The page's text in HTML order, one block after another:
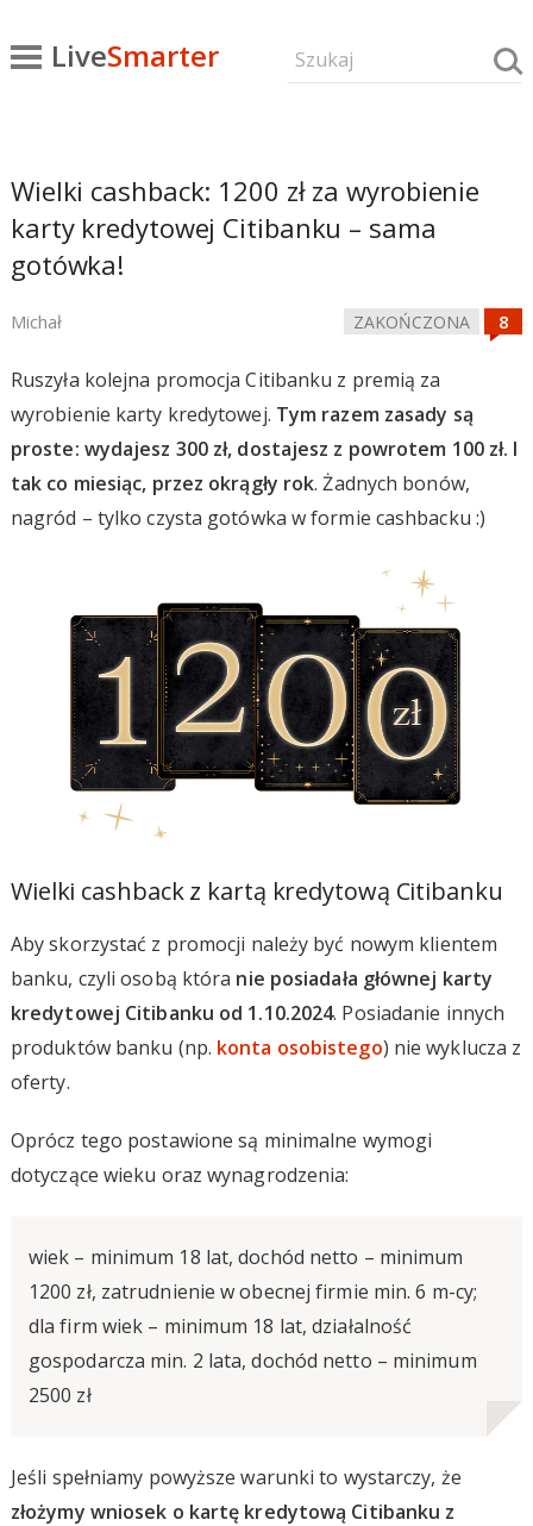
LiveSmarter
Wielki cashback: 1200 zł za wyrobienie
karty kredytowej Citibanku – sama
gotówka!
Michał ZAKOŃCZONA
Ruszyła kolejna promocja Citibanku z premią za
wyrobienie karty kredytowej. Tym razem zasady są
proste: wydajesz 300 zł, dostajesz z powrotem 100 zł. I
tak co miesiąc, przez okrągły rok. Żadnych bonów,
nagród – tylko czysta gotówka w formie cashbacku :)
Wielki cashback z kartą kredytową Citibanku
Aby skorzystać z promocji należy być nowym klientem
banku, czyli osobą która nie posiadała głównej karty
kredytowej Citibanku od 1.10.2024. Posiadanie innych
produktów banku (np. konta osobistego) nie wyklucza z
oferty.
Oprócz tego postawione są minimalne wymogi
dotyczące wieku oraz wynagrodzenia:
wiek – minimum 18 lat, dochód netto – minimum
1200 zł, zatrudnienie w obecnej firmie min. 6 m-cy;
dla firm wiek – minimum 18 lat, działalność
gospodarcza min. 2 lata, dochód netto – minimum
2500 zł
Jeśli spełniamy powyższe warunki to wystarczy, że
złożymy wniosek o kartę kredytową Citibanku z